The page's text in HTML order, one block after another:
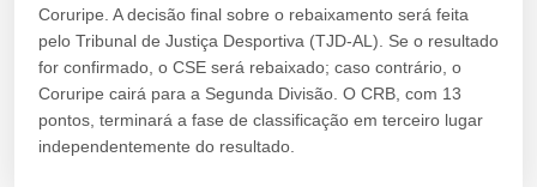
Coruripe. A decisão final sobre o rebaixamento será feita
pelo Tribunal de Justiça Desportiva (TJD-AL). Se o resultado
for confirmado, o CSE será rebaixado; caso contrário, o
Coruripe cairá para a Segunda Divisão. O CRB, com 13
pontos, terminará a fase de classificação em terceiro lugar
independentemente do resultado.